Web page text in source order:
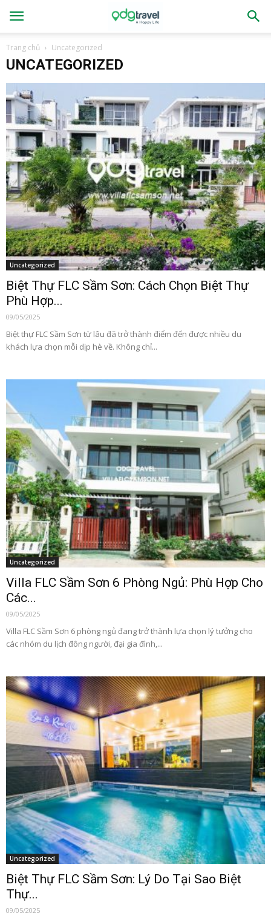
Trang chủ Uncategorized
UNCATEGORIZED
Uncategorized
Biệt Thự FLC Sầm Sơn: Cách Chọn Biệt Thự
Phù Hợp...
09/05/2025
Biệt thự FLC Sầm Sơn từ lâu đã trở thành điểm đến được nhiều du
khách lựa chọn mỗi dịp hè về. Không chỉ...
Uncategorized
Villa FLC Sầm Sơn 6 Phòng Ngủ: Phù Hợp Cho
Các...
09/05/2025
Villa FLC Sầm Sơn 6 phòng ngủ đang trở thành lựa chọn lý tưởng cho
các nhóm du lịch đông người, đại gia đình,...
Uncategorized
Biệt Thự FLC Sầm Sơn: Lý Do Tại Sao Biệt
Thự...
09/05/2025